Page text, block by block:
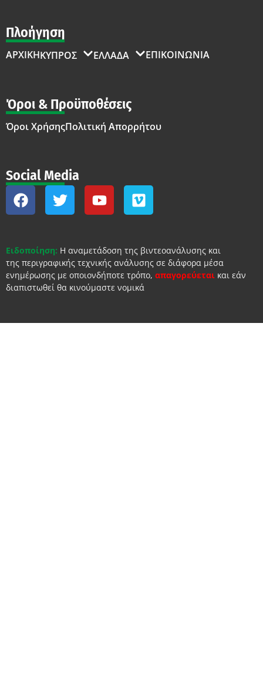
Πλοήγηση
ΑΡΧΙΚΗΚΥΠΡΟΣ ΕΛΛΑΔΑ ΕΠΙΚΟΙΝΩΝΙΑ
Όροι & Προϋποθέσεις
Όροι ΧρήσηςΠολιτική Απορρήτου
Social Media
Ειδοποίηση: Η αναμετάδοση της βιντεοανάλυσης και
της περιγραφικής τεχνικής ανάλυσης σε διάφορα μέσα
ενημέρωσης με οποιονδήποτε τρόπο, απαγορεύεται και εάν
διαπιστωθεί θα κινούμαστε νομικά